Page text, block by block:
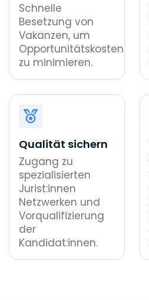
Schnelle
Besetzung von
Vakanzen, um
Opportunitätskosten
zu minimieren.
Qualität sichern
Zugang zu
spezialisierten
Jurist:innen
Netzwerken und
Vorqualifizierung
der
Kandidat:innen.